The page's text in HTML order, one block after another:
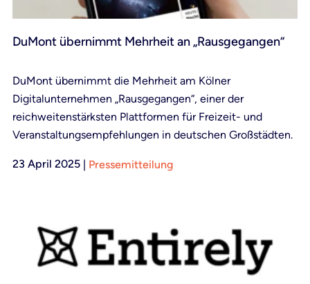
DuMont übernimmt Mehrheit an „Rausgegangen“
DuMont übernimmt die Mehrheit am Kölner
Digitalunternehmen „Rausgegangen“, einer der
reichweitenstärksten Plattformen für Freizeit- und
Veranstaltungsempfehlungen in deutschen Großstädten.
23 April 2025 | Pressemitteilung